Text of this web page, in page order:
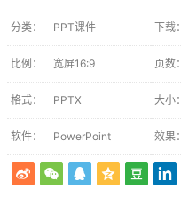
分类： PPT课件 下载：
比例： 宽屏16:9 页数：
格式： PPTX 大小：
软件： PowerPoint 效果：